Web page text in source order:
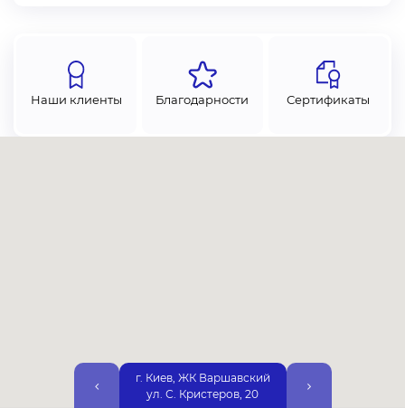
Наши клиенты Благодарности Сертификаты
г. Киев, ЖК Варшавский
ул. С. Кристеров, 20
Набережная, 25А,